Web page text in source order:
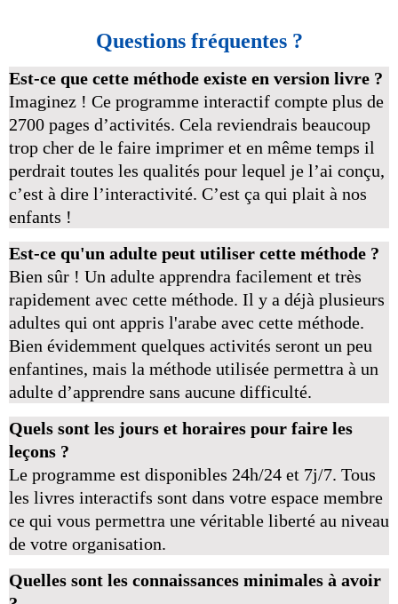
Questions fréquentes ?
Est-ce que cette méthode existe en version livre ?
Imaginez ! Ce programme interactif compte plus de
2700 pages d’activités. Cela reviendrais beaucoup
trop cher de le faire imprimer et en même temps il
perdrait toutes les qualités pour lequel je l’ai conçu,
c’est à dire l’interactivité. C’est ça qui plait à nos
enfants !
Est-ce qu'un adulte peut utiliser cette méthode ?
Bien sûr ! Un adulte apprendra facilement et très
rapidement avec cette méthode. Il y a déjà plusieurs
adultes qui ont appris l'arabe avec cette méthode.
Bien évidemment quelques activités seront un peu
enfantines, mais la méthode utilisée permettra à un
adulte d’apprendre sans aucune difficulté.
Quels sont les jours et horaires pour faire les
leçons ?
Le programme est disponibles 24h/24 et 7j/7. Tous
les livres interactifs sont dans votre espace membre
ce qui vous permettra une véritable liberté au niveau
de votre organisation.
Quelles sont les connaissances minimales à avoir